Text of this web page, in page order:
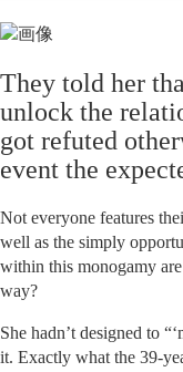
They told her
unlock the
got refuted
event the
Not everyone features
well as the simply
within this monogamy
way?
She hadn’t designed to
it. Exactly what the 39-